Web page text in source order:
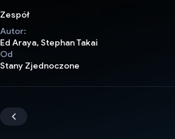
Zespół
Autor:
Ed Araya, Stephan Takai
Od
Stany Zjednoczone